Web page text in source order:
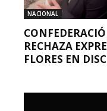
NACIONAL
RECHAZA
FLORES EN